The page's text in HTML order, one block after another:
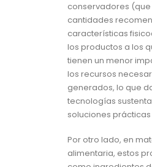
conservadores
cantidades
características
los productos a los
tienen un menor
los recursos
generados, lo que
tecnologías
soluciones
Por otro lado, en
alimentaria, estos